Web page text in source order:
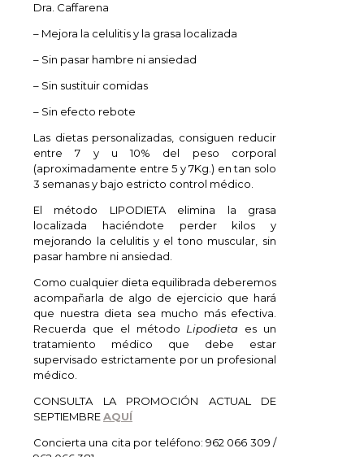
Dra. Caffarena
– Mejora la celulitis y la grasa localizada
– Sin pasar hambre ni ansiedad
– Sin sustituir comidas
– Sin efecto rebote
Las dietas personalizadas, consiguen reducir
entre 7 y u 10% del peso corporal
(aproximadamente entre 5 y 7Kg.) en tan solo
3 semanas y bajo estricto control médico.
El método LIPODIETA elimina la grasa
localizada haciéndote perder kilos y
mejorando la celulitis y el tono muscular, sin
pasar hambre ni ansiedad.
Como cualquier dieta equilibrada deberemos
acompañarla de algo de ejercicio que hará
que nuestra dieta sea mucho más efectiva.
Recuerda que el método Lipodieta es un
tratamiento médico que debe estar
supervisado estrictamente por un profesional
médico.
CONSULTA LA PROMOCIÓN ACTUAL DE
SEPTIEMBREAQUÍ
Concierta una cita por teléfono: 962 066 309 /